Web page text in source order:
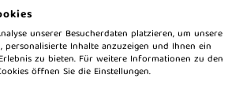
Impressum
Datenschutz
unserer Besucherdaten platzieren, um unsere
personalisierte Inhalte anzuzeigen und Ihnen ein
zu bieten. Für weitere Informationen zu den
öffnen Sie die Einstellungen.